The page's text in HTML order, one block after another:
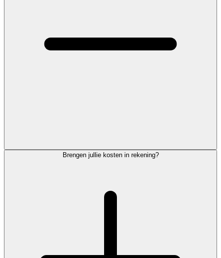
Brengen jullie kosten in rekening?